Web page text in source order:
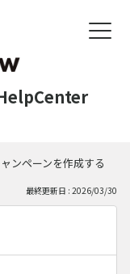
ンペーンを作成する
最終更新日 : 2026/03/30